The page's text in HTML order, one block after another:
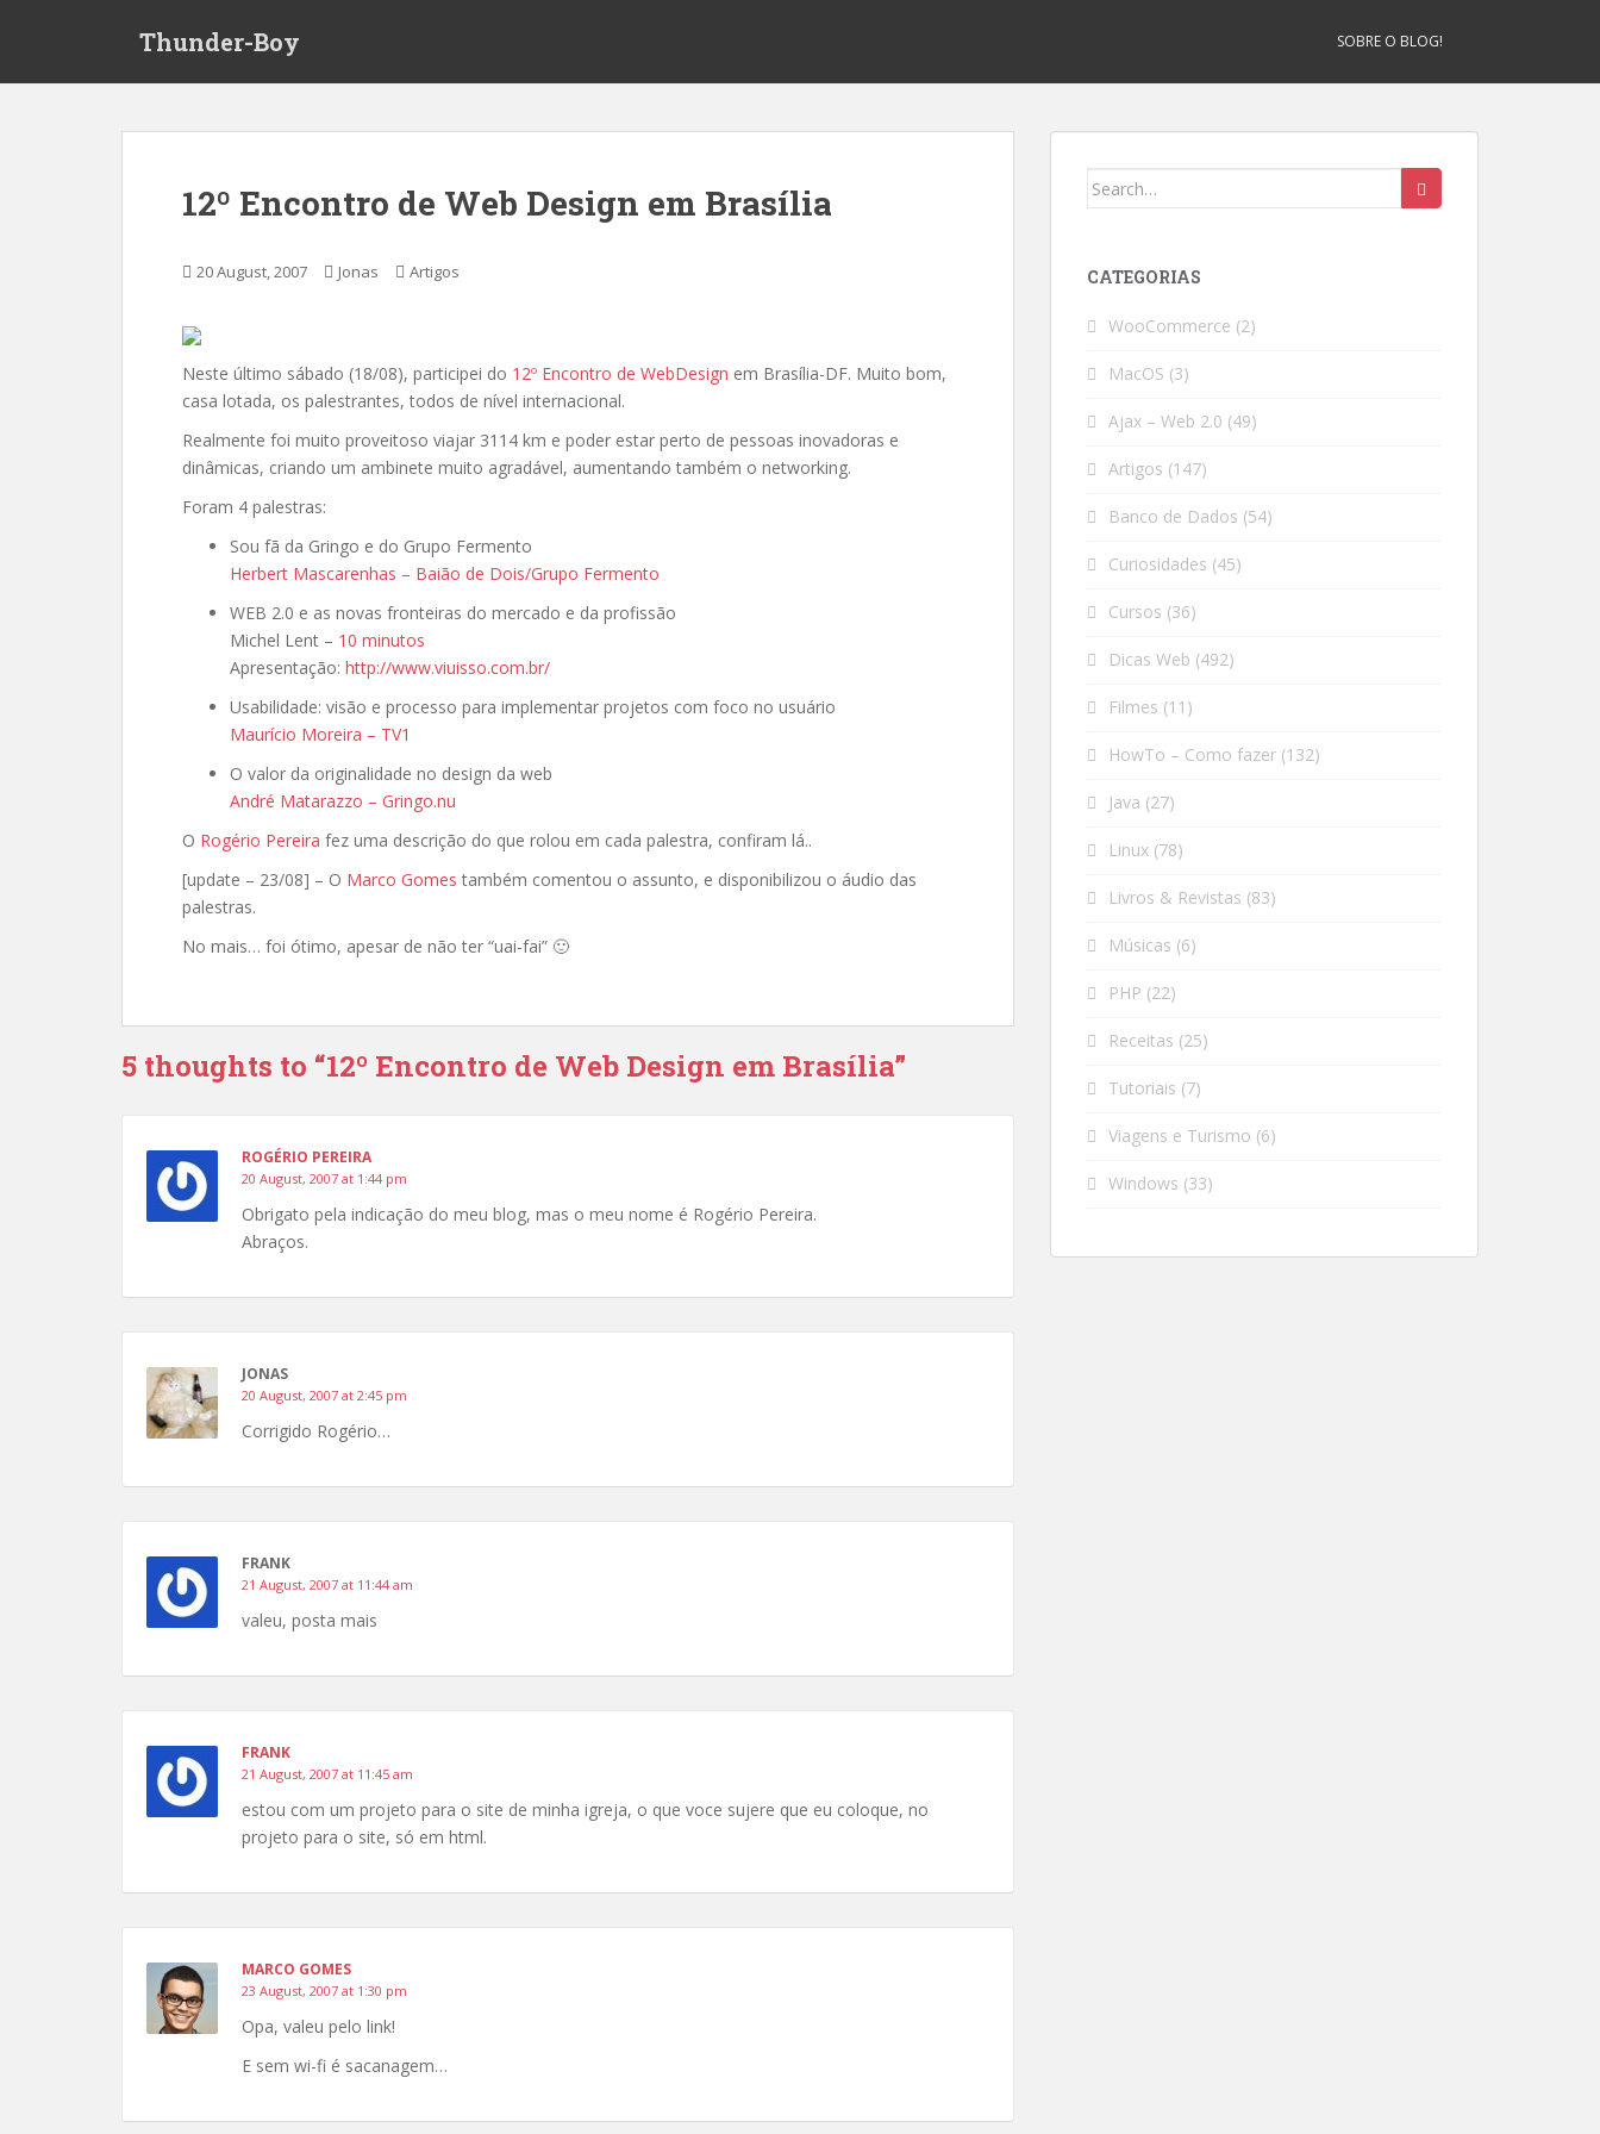
Thunder-Boy SOBRE O BLOG!
12º Encontro de Web Design em Brasília
20 August, 2007 Jonas Artigos
Neste último sábado (18/08), participei do 12º Encontro de WebDesign em Brasília-DF. Muito bom,
casa lotada, os palestrantes, todos de nível internacional.
Realmente foi muito proveitoso viajar 3114 km e poder estar perto de pessoas inovadoras e
dinâmicas, criando um ambinete muito agradável, aumentando também o networking.
Foram 4 palestras:
Sou fã da Gringo e do Grupo Fermento
Herbert Mascarenhas – Baião de Dois/Grupo Fermento
WEB 2.0 e as novas fronteiras do mercado e da profissão
Michel Lent – 10 minutos
Apresentação: http://www.viuisso.com.br/
Usabilidade: visão e processo para implementar projetos com foco no usuário
Maurício Moreira – TV1
O valor da originalidade no design da web
André Matarazzo – Gringo.nu
O Rogério Pereira fez uma descrição do que rolou em cada palestra, confiram lá..
[update – 23/08] – O Marco Gomes também comentou o assunto, e disponibilizou o áudio das
palestras.
No mais… foi ótimo, apesar de não ter “uai-fai” 🙂
5 thoughts to “12º Encontro de Web Design em Brasília”
ROGÉRIO PEREIRA
20 August, 2007 at 1:44 pm
Obrigato pela indicação do meu blog, mas o meu nome é Rogério Pereira.
Abraços.
JONAS
20 August, 2007 at 2:45 pm
Corrigido Rogério…
FRANK
21 August, 2007 at 11:44 am
valeu, posta mais
FRANK
21 August, 2007 at 11:45 am
estou com um projeto para o site de minha igreja, o que voce sujere que eu coloque, no
projeto para o site, só em html.
MARCO GOMES
23 August, 2007 at 1:30 pm
Opa, valeu pelo link!
E sem wi-fi é sacanagem…
Search
CATEGORIAS
WooCommerce (2)
MacOS (3)
Ajax – Web 2.0 (49)
Artigos (147)
Banco de Dados (54)
Curiosidades (45)
Cursos (36)
Dicas Web (492)
Filmes (11)
HowTo – Como fazer (132)
Java (27)
Linux (78)
Livros & Revistas (83)
Músicas (6)
PHP (22)
Receitas (25)
Tutoriais (7)
Viagens e Turismo (6)
Windows (33)